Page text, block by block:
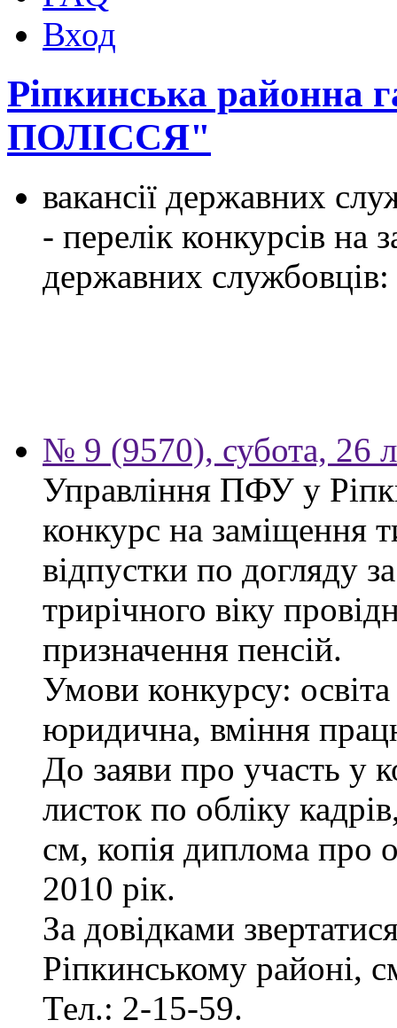
Вход
Ріпкинська
ПОЛІССЯ"
вакансії державних
- перелік конкурсів на
державних службовців:
№ 9 (9570), субота, 26
Управління ПФУ у
конкурс на заміщення
відпустки по догляду
трирічного віку
призначення пенсій.
Умови конкурсу:
юридична, вміння
До заяви про участь у
листок по обліку
см, копія диплома про
2010 рік.
За довідками
Ріпкинському районі,
Тел.: 2-15-59.